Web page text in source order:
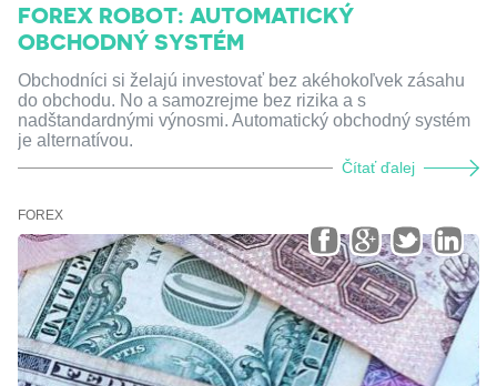
FOREX ROBOT: AUTOMATICKÝ
OBCHODNÝ SYSTÉM
Obchodníci si želajú investovať bez akéhokoľvek zásahu
do obchodu. No a samozrejme bez rizika a s
nadštandardnými výnosmi. Automatický obchodný systém
je alternatívou.
Čítať ďalej
FOREX